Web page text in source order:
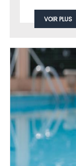
VOIR PLUS